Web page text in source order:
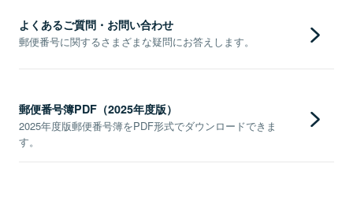
よくあるご質問・お問い合わせ
郵便番号に関するさまざまな疑問にお答えします。
郵便番号簿PDF（2025年度版）
2025年度版郵便番号簿をPDF形式でダウンロードできま
す。